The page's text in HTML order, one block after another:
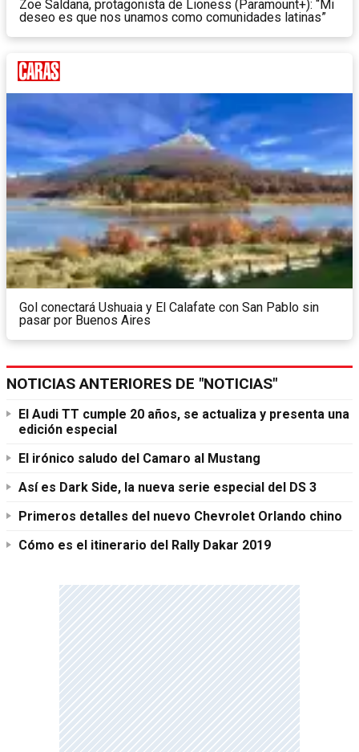
Zoe Saldana, protagonista de Lioness (Paramount+): “Mi
deseo es que nos unamos como comunidades latinas”
Gol conectará Ushuaia y El Calafate con San Pablo sin
pasar por Buenos Aires
NOTICIAS ANTERIORES DE "NOTICIAS"
El Audi TT cumple 20 años, se actualiza y presenta una
edición especial
El irónico saludo del Camaro al Mustang
Así es Dark Side, la nueva serie especial del DS 3
Primeros detalles del nuevo Chevrolet Orlando chino
Cómo es el itinerario del Rally Dakar 2019